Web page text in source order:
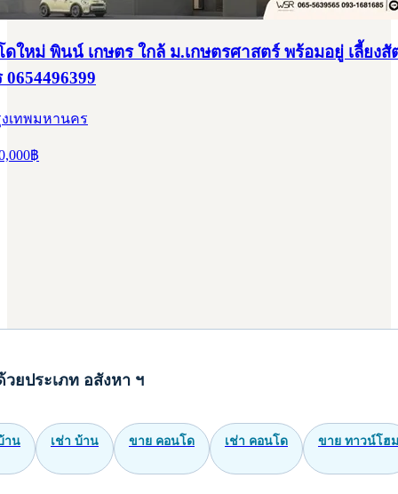
ใหม่ พินน์ เกษตร ใกล้ ม.เกษตรศาสตร์ พร้อมอยู่ เลี้ยงสั
0654496399
เทพมหานคร
฿
ยประเภท อสังหา ฯ
าน เช่า บ้าน ขาย คอนโด เช่า คอนโด ขาย ทาวน์โฮม